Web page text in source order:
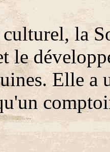
la
le
Elle a